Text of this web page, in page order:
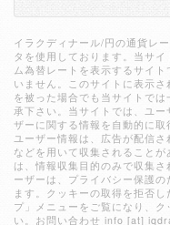
イラクディナール/円の通貨レ
タを使用しております。当サ
ム為替レートを表示するサイ
いません。このサイトに表示
を被った場合でも当サイトで
承下さい。当サイトでは、ユ
ザーに関する情報を自動的に
ユーザー情報は、広告が配信
などを用いて収集されること
は、情報収集目的のみで収集
ーザーは、プライバシー保護
ます。クッキーの取得を拒否
プ」メニューをご覧になり、
い。お問い合わせ info [at]